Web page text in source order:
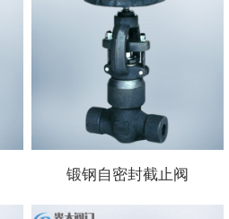
锻钢自密封截止阀